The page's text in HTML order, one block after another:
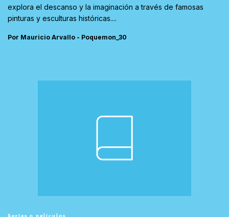
explora el descanso y la imaginación a través de famosas
pinturas y esculturas históricas....
Por Mauricio Arvallo - Poquemon_30